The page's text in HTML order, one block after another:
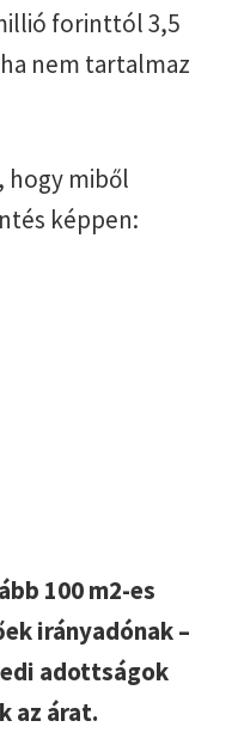
forinttól 3,5
nem tartalmaz
hogy miből
képpen:
100 m2-es
irányadónak –
adottságok
az árat.